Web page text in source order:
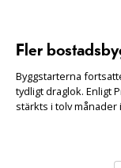
Fler
Byggstarterna
tydligt draglok. Enligt
stärkts i tolv månader